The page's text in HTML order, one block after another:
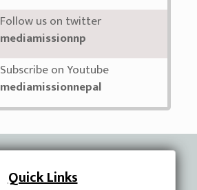
Follow us on twitter
mediamissionnp
Subscribe on Youtube
mediamissionnepal
Quick Links